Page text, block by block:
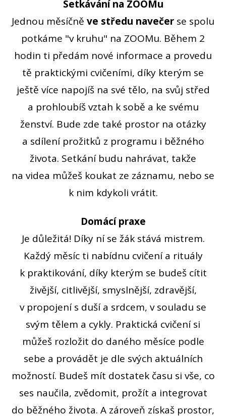
Setkávání na ZOOMu
Jednou měsíčně ve středu navečer se spolu
potkáme "v kruhu" na ZOOMu. Během 2
hodin ti předám nové informace a provedu
tě praktickými cvičeními, díky kterým se
ještě více napojíš na své tělo, na svůj střed
a prohloubíš vztah k sobě a ke svému
ženství. Bude zde také prostor na otázky
a sdílení prožitků z programu i běžného
života. Setkání budu nahrávat, takže
na videa můžeš koukat ze záznamu, nebo se
k nim kdykoli vrátit.
Domácí praxe
Je důležitá! Díky ní se žák stává mistrem.
Každý měsíc ti nabídnu cvičení a rituály
k praktikování, díky kterým se budeš cítit
živější, citlivější, smyslnější, zdravější,
v propojení s duší a srdcem, v souladu se
svým tělem a cykly. Praktická cvičení si
můžeš rozložit do daného měsíce podle
sebe a provádět je dle svých aktuálních
možností. Budeš mít dostatek času si vše, co
ses naučila, zvědomit, prožít a integrovat
do běžného života. A zároveň získaš prostor,